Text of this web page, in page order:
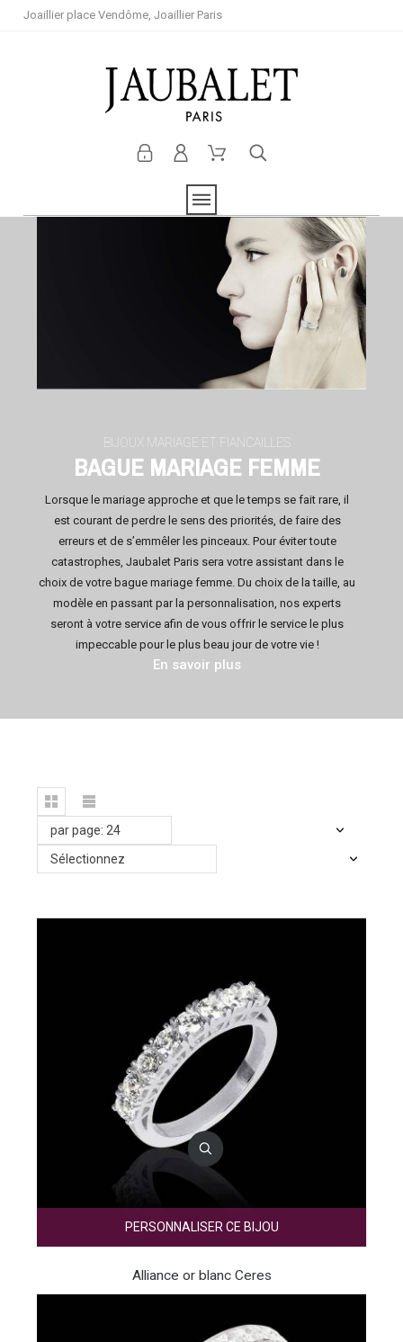
Joaillier place Vendôme, Joaillier Paris
BIJOUX MARIAGE ET FIANCAILLES
BAGUE MARIAGE FEMME
Lorsque le mariage approche et que le temps se fait rare, il
est courant de perdre le sens des priorités, de faire des
erreurs et de s’emmêler les pinceaux. Pour éviter toute
catastrophes, Jaubalet Paris sera votre assistant dans le
choix de votre bague mariage femme. Du choix de la taille, au
modèle en passant par la personnalisation, nos experts
seront à votre service afin de vous offrir le service le plus
impeccable pour le plus beau jour de votre vie !
En savoir plus
par page: 24
Sélectionnez
PERSONNALISER CE BIJOU
Alliance or blanc Ceres